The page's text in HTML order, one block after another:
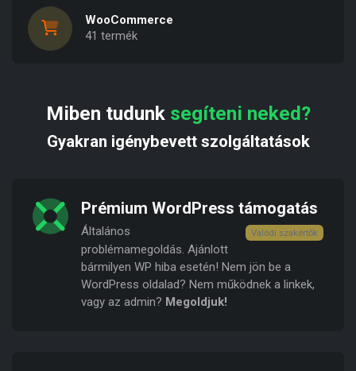
WooCommerce
41 termék
Miben tudunk segíteni neked?
Gyakran igénybevett szolgáltatások
Prémium WordPress támogatás
Valódi szakértők
Általános
problémamegoldás. Ajánlott
bármilyen WP hiba esetén! Nem jön be a
WordPress oldalad? Nem működnek a linkek,
vagy az admin? Megoldjuk!